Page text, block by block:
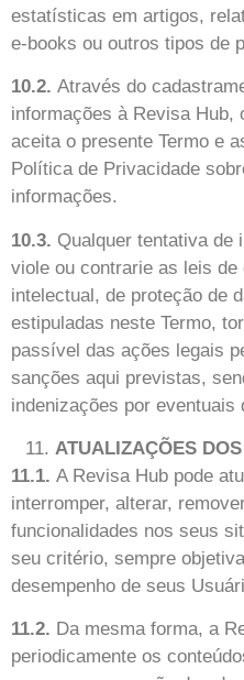
estatísticas em artigos,
e-books ou outros tipos de
10.2. Através do
informações à Revisa Hub,
aceita o presente Termo e
Política de Privacidade
informações.
10.3. Qualquer tentativa de
viole ou contrarie as leis de
intelectual, de proteção de
estipuladas neste Termo,
passível das ações legais
sanções aqui previstas,
indenizações por eventuais
ATUALIZAÇÕES
11.1. A Revisa Hub pode
interromper, alterar,
funcionalidades nos seus
seu critério, sempre
desempenho de seus
11.2. Da mesma forma, a
periodicamente os